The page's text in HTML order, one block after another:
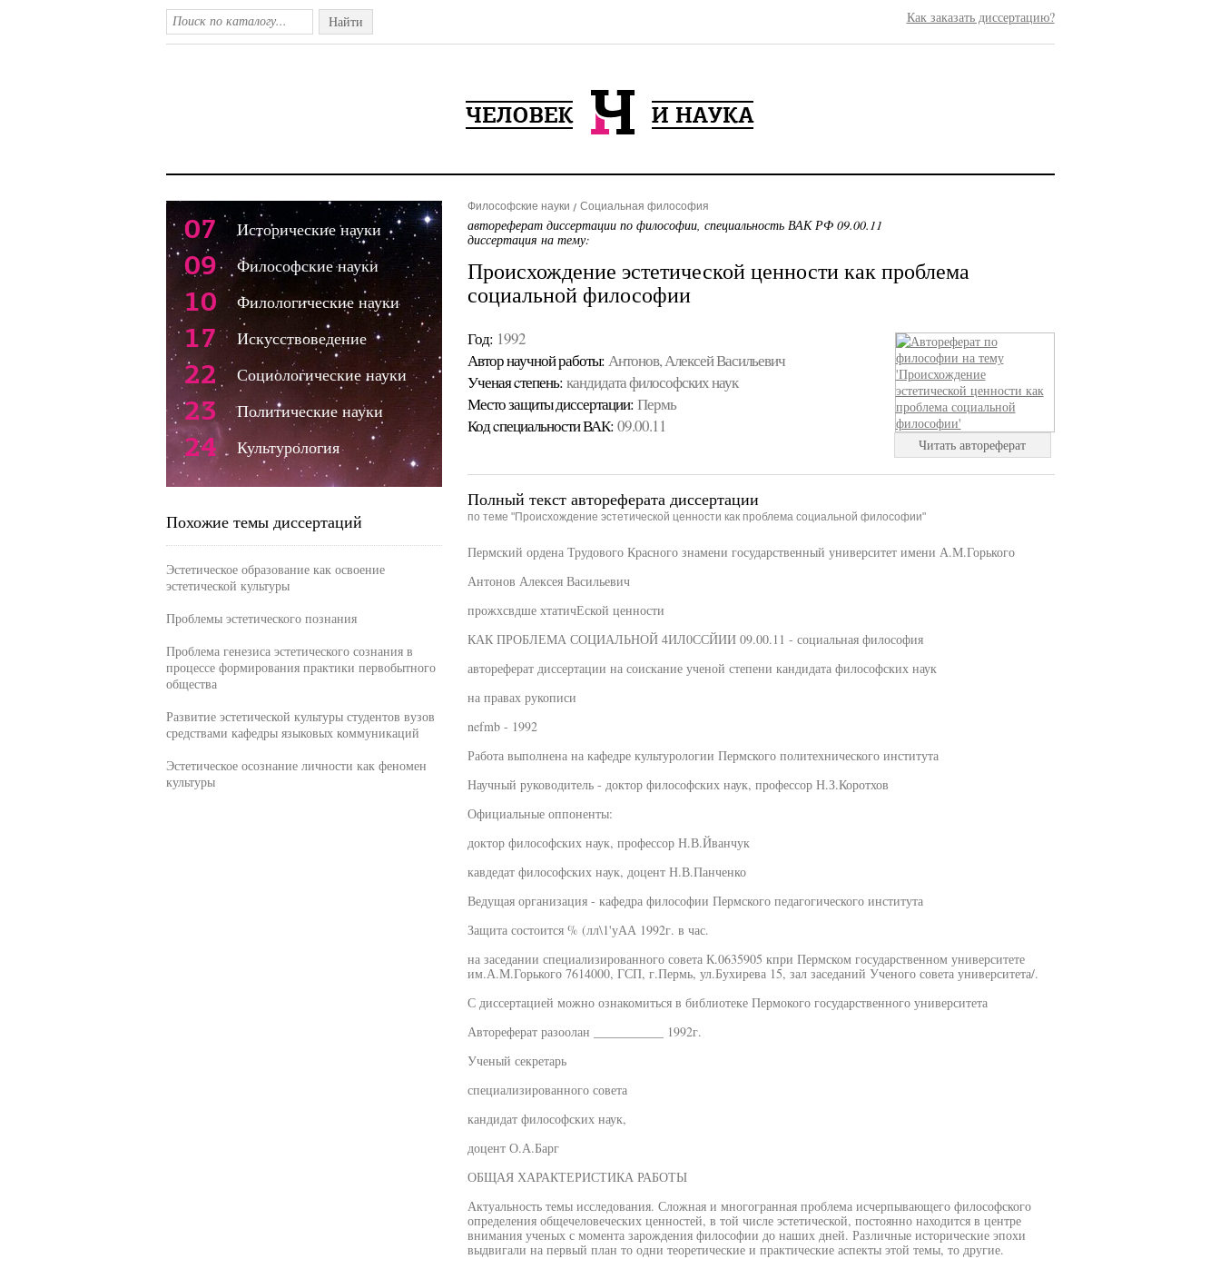
Найти Как заказать диссертацию?
Философские науки Социальная философия
автореферат диссертации по философии, специальность ВАК РФ 09.00.11
диссертация на тему:
Происхождение эстетической ценности как проблема
социальной философии
Год: 1992
Автор научной работы: Антонов, Алексей Васильевич
Ученая cтепень: кандидата философских наук
Место защиты диссертации: Пермь
Код cпециальности ВАК: 09.00.11
Читать автореферат
Полный текст автореферата диссертации
по теме "Происхождение эстетической ценности как проблема социальной философии"
Пермский ордена Трудового Красного знамени государственный университет имени А.М.Горького
Антонов Алексея Васильевич
прожхсвдше хтатичЕской ценности
КАК ПРОБЛЕМА СОЦИАЛЬНОЙ 4ИЛ0ССЙИИ 09.00.11 - социальная философия
автореферат диссертации на соискание ученой степени кандидата философских наук
на правах рукописи
nefmb - 1992
Работа выполнена на кафедре культурологии Пермского политехнического института
Научный руководитель - доктор философских наук, профессор Н.З.Коротхов
Официальные оппоненты:
доктор философских наук, профессор Н.В.Йванчук
кавдедат философских наук, доцент Н.В.Панченко
Ведущая организация - кафедра философии Пермского педагогического института
Защита состоится % (лл\1'уАА 1992г. в час.
на заседании специализированного совета К.0635905 кпри Пермском государственном университете
им.А.М.Горького 7614000, ГСП, г.Пермь, ул.Бухирева 15, зал заседаний Ученого совета университета/.
С диссертацией можно ознакомиться в библиотеке Пермокого государственного университета
Автореферат разоолан ___________ 1992г.
Ученый секретарь
специализированного совета
кандидат философских наук,
доцент О.А.Барг
ОБЩАЯ ХАРАКТЕРИСТИКА РАБОТЫ
Актуальность темы исследования. Сложная и многогранная проблема исчерпывающего философского
определения общечеловеческих ценностей, в той числе эстетической, постоянно находится в центре
внимания ученых с момента зарождения философии до наших дней. Различные исторические эпохи
выдвигали на первый план то одни теоретические и практические аспекты этой темы, то другие.
07 Исторические науки
09 Философские науки
10 Филологические науки
17 Искусствоведение
22 Социологические науки
23 Политические науки
24 Культурология
Похожие темы диссертаций
Эстетическое образование как освоение
эстетической культуры
Проблемы эстетического познания
Проблема генезиса эстетического сознания в
процессе формирования практики первобытного
общества
Развитие эстетической культуры студентов вузов
средствами кафедры языковых коммуникаций
Эстетическое осознание личности как феномен
культуры